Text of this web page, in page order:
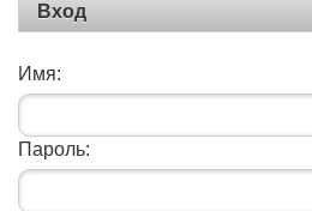
Вход
Имя:
Пароль: